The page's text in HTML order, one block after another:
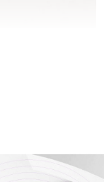
dễ dàngvà trơn